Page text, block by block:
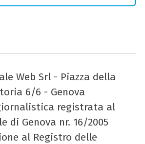
Web Srl - Piazza della
6/6 - Genova
registrata al
di Genova nr. 16/2005
al Registro delle